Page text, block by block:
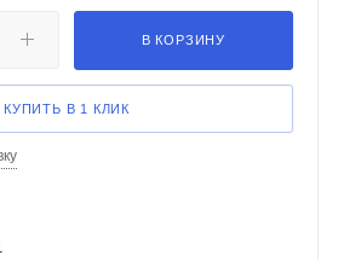
В КОРЗИНУ
КУПИТЬ В 1 КЛИК